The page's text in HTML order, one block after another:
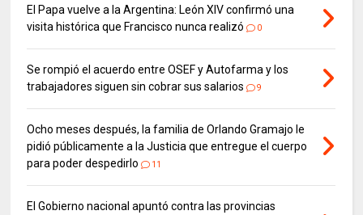
El Papa vuelve a la Argentina: León XIV confirmó una
visita histórica que Francisco nunca realizó
0
Se rompió el acuerdo entre OSEF y Autofarma y los
trabajadores siguen sin cobrar sus salarios
9
Ocho meses después, la familia de Orlando Gramajo le
pidió públicamente a la Justicia que entregue el cuerpo
para poder despedirlo
11
El Gobierno nacional apuntó contra las provincias